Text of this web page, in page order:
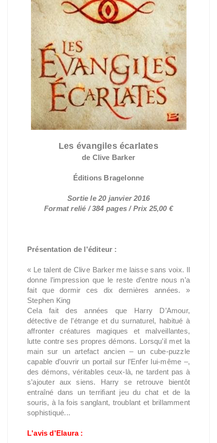
Les évangiles écarlates
de Clive Barker
Éditions Bragelonne
Sortie le 20 janvier 2016
Format relié / 384 pages / Prix 25,00 €
Présentation de l'éditeur :
« Le talent de Clive Barker me laisse sans voix. Il
donne l’impression que le reste d’entre nous n’a
fait que dormir ces dix dernières années. »
Stephen King
Cela fait des années que Harry D’Amour,
détective de l’étrange et du surnaturel, habitué à
affronter créatures magiques et malveillantes,
lutte contre ses propres démons. Lorsqu’il met la
main sur un artefact ancien – un cube-puzzle
capable d’ouvrir un portail sur l’Enfer lui-même –,
des démons, véritables ceux-là, ne tardent pas à
s’ajouter aux siens. Harry se retrouve bientôt
entraîné dans un terrifiant jeu du chat et de la
souris, à la fois sanglant, troublant et brillamment
sophistiqué...
L'avis d'Elaura :